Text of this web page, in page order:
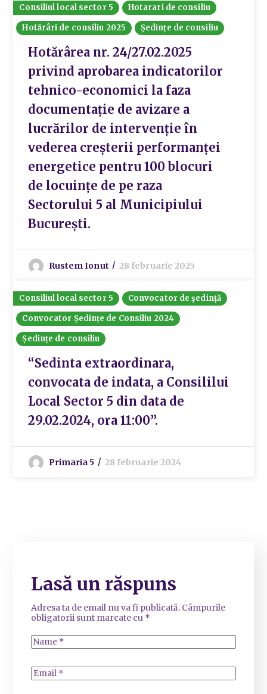
Consiliul local sector 5
Hotarari de consiliu
Hotărâri de consiliu 2025
Ședințe de consiliu
Hotărârea nr. 24/27.02.2025
privind aprobarea indicatorilor
tehnico-economici la faza
documentație de avizare a
lucrărilor de intervenție în
vederea creșterii performanței
energetice pentru 100 blocuri
de locuințe de pe raza
Sectorului 5 al Municipiului
București.
Rustem Ionut 28 februarie 2025
Consiliul local sector 5
Convocator de ședință
Convocator Ședințe de Consiliu 2024
Ședințe de consiliu
“Sedinta extraordinara,
convocata de indata, a Consililui
Local Sector 5 din data de
29.02.2024, ora 11:00”.
Primaria 5 28 februarie 2024
Lasă un răspuns
Adresa ta de email nu va fi publicată. Câmpurile
obligatorii sunt marcate cu *